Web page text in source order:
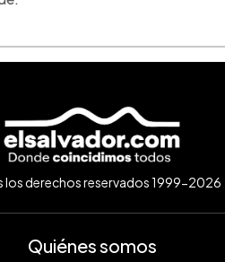
los derechos reservados 1999-2026
Quiénes somos